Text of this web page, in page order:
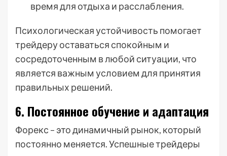
время для отдыха и расслабления.
Психологическая устойчивость помогает
трейдеру оставаться спокойным и
сосредоточенным в любой ситуации, что
является важным условием для принятия
правильных решений.
6. Постоянное обучение и адаптация
Форекс – это динамичный рынок, который
постоянно меняется. Успешные трейдеры